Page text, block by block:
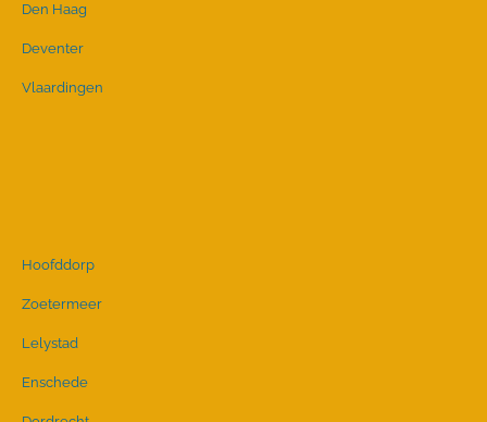
Den Haag
Deventer
Vlaardingen
Hoofddorp
Zoetermeer
Lelystad
Enschede